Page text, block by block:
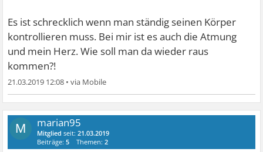
Es ist schrecklich wenn man ständig seinen Körper
kontrollieren muss. Bei mir ist es auch die Atmung
und mein Herz. Wie soll man da wieder raus
kommen?!
21.03.2019 12:08 •
M marian95
Mitglied seit:21.03.2019
Beiträge:5 Themen:2